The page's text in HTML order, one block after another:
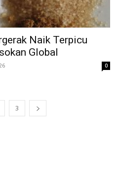
Naik Terpicu
Global
0
3